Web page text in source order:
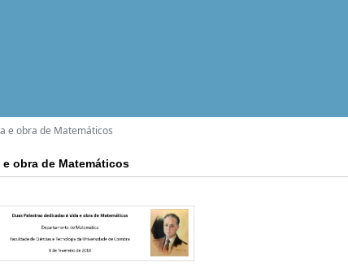
e obra de Matemáticos
obra de Matemáticos